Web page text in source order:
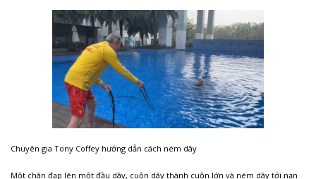
Chuyên gia Tony Coffey hướng dẫn cách ném dây
Một chân đạp lên một đầu dây, cuộn dây thành cuộn lớn và ném dây tới nạn